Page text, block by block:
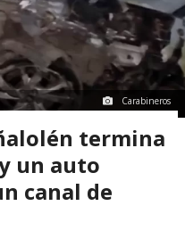
Carabineros
termina
un auto
canal de